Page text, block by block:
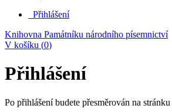
Přihlášení
Knihovna Památníku národního písemnictví
V košíku (0)
Přihlášení
Po přihlášení budete přesměrován na stránku